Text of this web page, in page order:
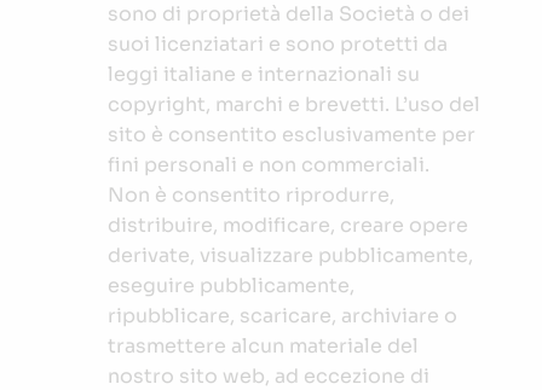
sono di proprietà della Società o dei
suoi licenziatari e sono protetti da
leggi italiane e internazionali su
copyright, marchi e brevetti. L’uso del
sito è consentito esclusivamente per
fini personali e non commerciali.
Non è consentito riprodurre,
distribuire, modificare, creare opere
derivate, visualizzare pubblicamente,
eseguire pubblicamente,
ripubblicare, scaricare, archiviare o
trasmettere alcun materiale del
nostro sito web, ad eccezione di